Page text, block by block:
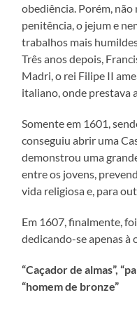
obediência. Porém,
penitência, o jejum e
trabalhos mais
Três anos depois,
Madri, o rei Filipe II
italiano, onde prestava
Somente em 1601,
conseguiu abrir uma
demonstrou uma
entre os jovens,
vida religiosa e, para
Em 1607, finalmente,
dedicando-se apenas à
“Caçador de almas”,
“homem de bronze”